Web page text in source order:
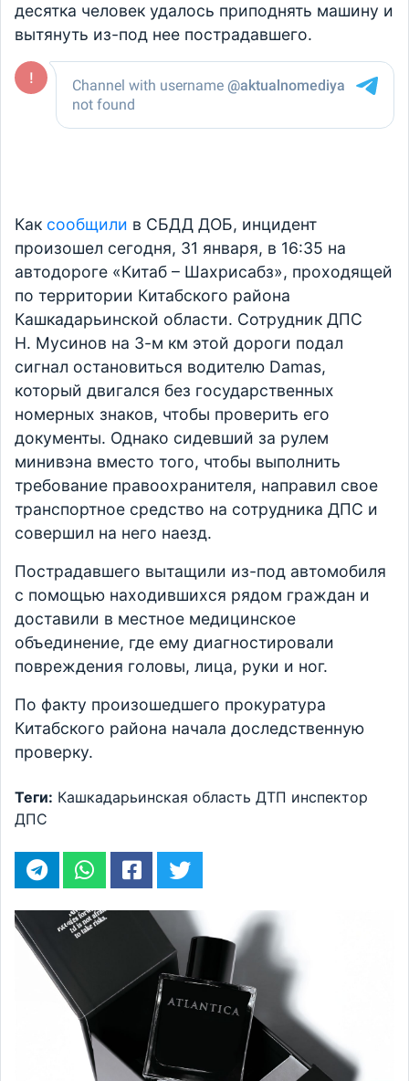
десятка человек удалось приподнять машину и
вытянуть из-под нее пострадавшего.
Как сообщили в СБДД ДОБ, инцидент
произошел сегодня, 31 января, в 16:35 на
автодороге «Китаб – Шахрисабз», проходящей
по территории Китабского района
Кашкадарьинской области. Сотрудник ДПС
Н. Мусинов на 3-м км этой дороги подал
сигнал остановиться водителю Damas,
который двигался без государственных
номерных знаков, чтобы проверить его
документы. Однако сидевший за рулем
минивэна вместо того, чтобы выполнить
требование правоохранителя, направил свое
транспортное средство на сотрудника ДПС и
совершил на него наезд.
Пострадавшего вытащили из-под автомобиля
с помощью находившихся рядом граждан и
доставили в местное медицинское
объединение, где ему диагностировали
повреждения головы, лица, руки и ног.
По факту произошедшего прокуратура
Китабского района начала доследственную
проверку.
Теги: Кашкадарьинская область ДТП инспектор
ДПС